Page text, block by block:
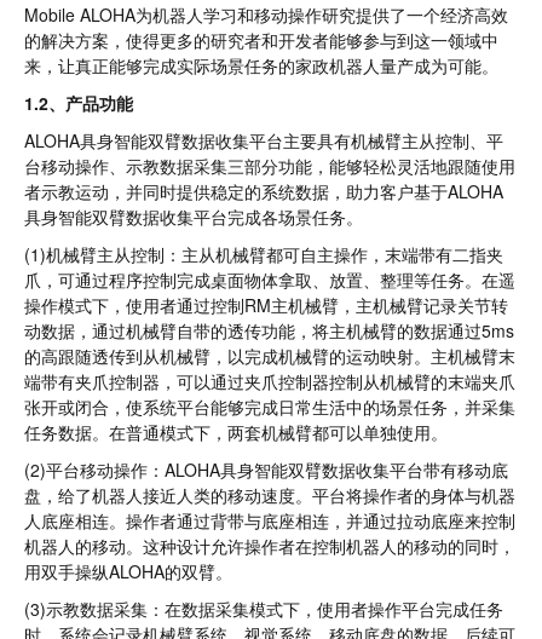
Mobile ALOHA为机器人学习和移动操作研究提供了一个经济高效
的解决方案，使得更多的研究者和开发者能够参与到这一领域中
来，让真正能够完成实际场景任务的家政机器人量产成为可能。
1.2、产品功能
ALOHA具身智能双臂数据收集平台主要具有机械臂主从控制、平
台移动操作、示教数据采集三部分功能，能够轻松灵活地跟随使用
者示教运动，并同时提供稳定的系统数据，助力客户基于ALOHA
具身智能双臂数据收集平台完成各场景任务。
(1)机械臂主从控制：主从机械臂都可自主操作，末端带有二指夹
爪，可通过程序控制完成桌面物体拿取、放置、整理等任务。在遥
操作模式下，使用者通过控制RM主机械臂，主机械臂记录关节转
动数据，通过机械臂自带的透传功能，将主机械臂的数据通过5ms
的高跟随透传到从机械臂，以完成机械臂的运动映射。主机械臂末
端带有夹爪控制器，可以通过夹爪控制器控制从机械臂的末端夹爪
张开或闭合，使系统平台能够完成日常生活中的场景任务，并采集
任务数据。在普通模式下，两套机械臂都可以单独使用。
(2)平台移动操作：ALOHA具身智能双臂数据收集平台带有移动底
盘，给了机器人接近人类的移动速度。平台将操作者的身体与机器
人底座相连。操作者通过背带与底座相连，并通过拉动底座来控制
机器人的移动。这种设计允许操作者在控制机器人的移动的同时，
用双手操纵ALOHA的双臂。
(3)示教数据采集：在数据采集模式下，使用者操作平台完成任务
时，系统会记录机械臂系统、视觉系统、移动底盘的数据，后续可